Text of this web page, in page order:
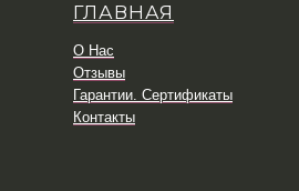
ГЛАВНАЯ
О Нас
Отзывы
Гарантии. Сертификаты
Контакты